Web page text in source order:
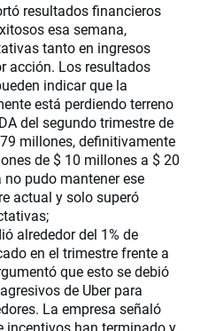
resultados financieros
esa semana,
tanto en ingresos
acción. Los resultados
indicar que la
está perdiendo terreno
del segundo trimestre de
millones, definitivamente
de $ 10 millones a $ 20
pudo mantener ese
actual y solo superó
alrededor del 1% de
en el trimestre frente a
que esto se debió
de Uber para
La empresa señaló
incentivos han terminado y